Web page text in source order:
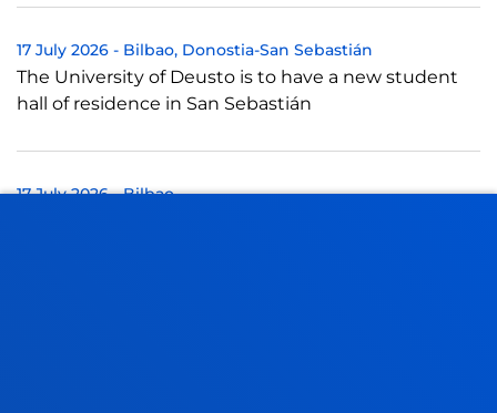
17 July 2026 - Bilbao Donostia-San Sebastián
The University of Deusto is to have a new student
hall of residence in San Sebastián
17 July 2026-Bilbao